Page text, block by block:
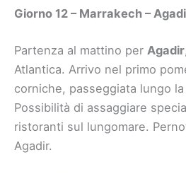
Giorno 12 – Marrakech –
Partenza al mattino per Agadir
Atlantica. Arrivo nel primo
corniche, passeggiata lungo
Possibilità di assaggiare
ristoranti sul lungomare.
Agadir.